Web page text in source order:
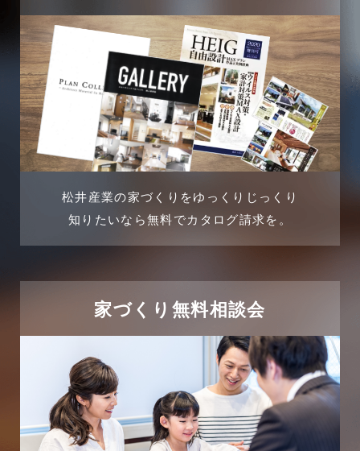
商品情報
土地に関するよくある質問
土地活用事例
売買物件
太陽光発電活用事例
市民リフォームサービス
店舗・テナント施工事例
2024年7月
2024年6月
2024年5月
2024年4月
2024年2月
2023年12月
2023年11月
2023年10月
松井産業の家づくりをゆっくりじっくり
知りたいなら無料でカタログ請求を。
家づくり無料相談会